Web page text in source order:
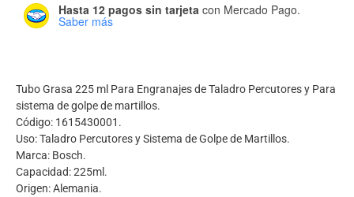
Hasta 12 pagos sin tarjeta con Mercado Pago.
Saber más
Tubo Grasa 225 ml Para Engranajes de Taladro Percutores y Para
sistema de golpe de martillos.
Código: 1615430001.
Uso: Taladro Percutores y Sistema de Golpe de Martillos.
Marca: Bosch.
Capacidad: 225ml.
Origen: Alemania.